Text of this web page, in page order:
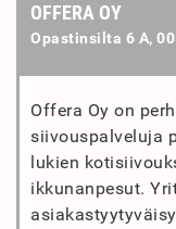
OFFERA OY
Opastinsilta 6 A,
Offera Oy on
siivouspalveluja
lukien
ikkunanpesut.